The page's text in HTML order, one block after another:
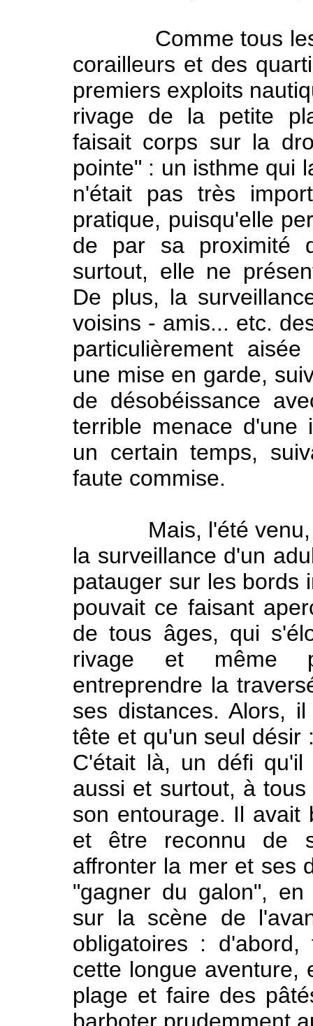
Comme tous les
corailleurs et des
premiers exploits
rivage de la petite
faisait corps sur la
pointe" : un isthme qui
n'était pas très
pratique, puisqu'elle
de par sa proximité
surtout, elle ne
De plus, la
voisins - amis... etc.
particulièrement
une mise en garde,
de désobéissance
terrible menace d'une
un certain temps,
faute commise.
Mais, l'été venu,
la surveillance d'un
patauger sur les bords
pouvait ce faisant
de tous âges, qui
rivage et même
entreprendre la
ses distances. Alors,
tête et qu'un seul désir
C'était là, un défi
aussi et surtout, à
son entourage. Il avait
et être reconnu de
affronter la mer et ses
"gagner du galon", en
sur la scène de
obligatoires :
cette longue aventure,
plage et faire des